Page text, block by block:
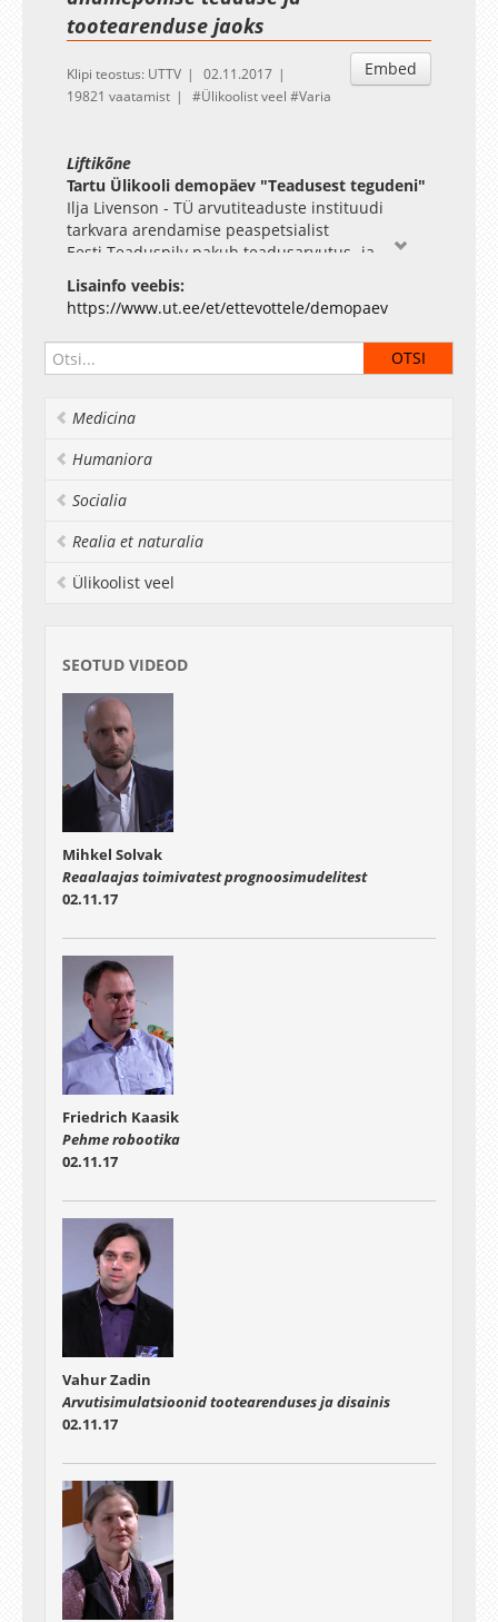
tootearenduse jaoks
Embed
Klipi teostus: UTTV
02.11.2017
19821 vaatamist
Ülikoolist veel Varia
Liftikõne
Tartu Ülikooli demopäev "Teadusest tegudeni"
Ilja Livenson - TÜ arvutiteaduste instituudi
tarkvara arendamise peaspetsialist
Eesti Teaduspilv pakub teadusarvutus- ja
pilveteenust, mille abil on võimalik jooksutada
modelleerimis- ja optimiseerimisülesandeid,
töödelda Big Data ning IoT andmemahtusid ning
saavutada mõistliku ajaga häid tulemusi
masinõppe algoritmidega. Lisaväärtusena
saate hoida enda arhiivi, ning hoolivat ning
inimsõbralikku kasutajatuge.
Lisainfo veebis:
https://www.ut.ee/et/ettevottele/demopaev
Medicina
Humaniora
Socialia
Realia et naturalia
Ülikoolist veel
SEOTUD VIDEOD
Mihkel Solvak
Reaalaajas toimivatest prognoosimudelitest
02.11.17
Friedrich Kaasik
Pehme robootika
02.11.17
Vahur Zadin
Arvutisimulatsioonid tootearenduses ja disainis
02.11.17